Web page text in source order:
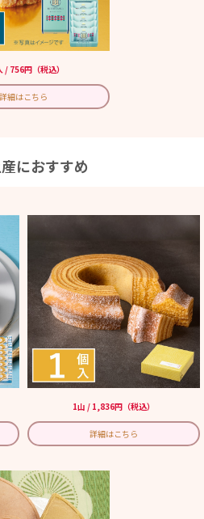
/ 756円（税込）
詳細はこちら
におすすめ
1山 / 1,836円（税込）
詳細はこちら